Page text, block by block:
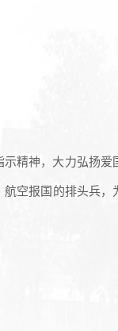
精神，大力弘扬爱
空报国的排头兵，